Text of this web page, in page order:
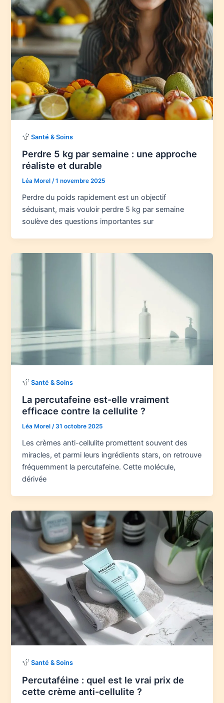
Santé & Soins
Perdre 5 kg par semaine : une approche
réaliste et durable
Léa Morel/1 novembre 2025
Perdre du poids rapidement est un objectif
séduisant, mais vouloir perdre 5 kg par semaine
soulève des questions importantes sur
Santé & Soins
La percutafeine est-elle vraiment
efficace contre la cellulite ?
Léa Morel/31 octobre 2025
Les crèmes anti-cellulite promettent souvent des
miracles, et parmi leurs ingrédients stars, on retrouve
fréquemment la percutafeine. Cette molécule,
dérivée
Santé & Soins
Percutaféine : quel est le vrai prix de
cette crème anti-cellulite ?